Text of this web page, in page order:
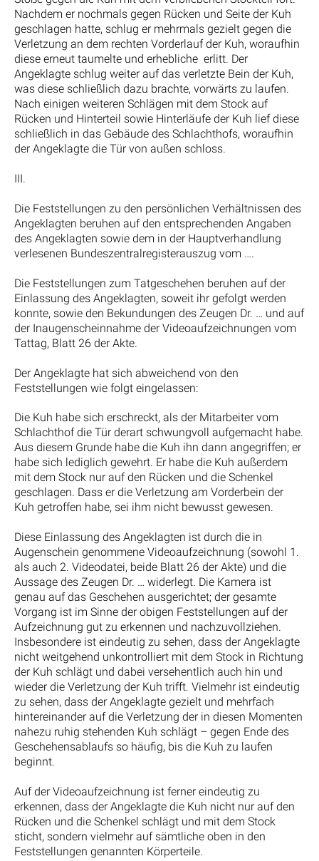
Nachdem er nochmals gegen Rücken und Seite der Kuh
geschlagen hatte, schlug er mehrmals gezielt gegen die
Verletzung an dem rechten Vorderlauf der Kuh, woraufhin
diese erneut taumelte und erhebliche erlitt. Der
Angeklagte schlug weiter auf das verletzte Bein der Kuh,
was diese schließlich dazu brachte, vorwärts zu laufen.
Nach einigen weiteren Schlägen mit dem Stock auf
Rücken und Hinterteil sowie Hinterläufe der Kuh lief diese
schließlich in das Gebäude des Schlachthofs, woraufhin
der Angeklagte die Tür von außen schloss.
III.
Die Feststellungen zu den persönlichen Verhältnissen des
Angeklagten beruhen auf den entsprechenden Angaben
des Angeklagten sowie dem in der Hauptverhandlung
verlesenen Bundeszentralregisterauszug vom ….
Die Feststellungen zum Tatgeschehen beruhen auf der
Einlassung des Angeklagten, soweit ihr gefolgt werden
konnte, sowie den Bekundungen des Zeugen Dr. … und auf
der Inaugenscheinnahme der Videoaufzeichnungen vom
Tattag, Blatt 26 der Akte.
Der Angeklagte hat sich abweichend von den
Feststellungen wie folgt eingelassen:
Die Kuh habe sich erschreckt, als der Mitarbeiter vom
Schlachthof die Tür derart schwungvoll aufgemacht habe.
Aus diesem Grunde habe die Kuh ihn dann angegriffen; er
habe sich lediglich gewehrt. Er habe die Kuh außerdem
mit dem Stock nur auf den Rücken und die Schenkel
geschlagen. Dass er die Verletzung am Vorderbein der
Kuh getroffen habe, sei ihm nicht bewusst gewesen.
Diese Einlassung des Angeklagten ist durch die in
Augenschein genommene Videoaufzeichnung (sowohl 1.
als auch 2. Videodatei, beide Blatt 26 der Akte) und die
Aussage des Zeugen Dr. … widerlegt. Die Kamera ist
genau auf das Geschehen ausgerichtet; der gesamte
Vorgang ist im Sinne der obigen Feststellungen auf der
Aufzeichnung gut zu erkennen und nachzuvollziehen.
Insbesondere ist eindeutig zu sehen, dass der Angeklagte
nicht weitgehend unkontrolliert mit dem Stock in Richtung
der Kuh schlägt und dabei versehentlich auch hin und
wieder die Verletzung der Kuh trifft. Vielmehr ist eindeutig
zu sehen, dass der Angeklagte gezielt und mehrfach
hintereinander auf die Verletzung der in diesen Momenten
nahezu ruhig stehenden Kuh schlägt – gegen Ende des
Geschehensablaufs so häufig, bis die Kuh zu laufen
beginnt.
Auf der Videoaufzeichnung ist ferner eindeutig zu
erkennen, dass der Angeklagte die Kuh nicht nur auf den
Rücken und die Schenkel schlägt und mit dem Stock
sticht, sondern vielmehr auf sämtliche oben in den
Feststellungen genannten Körperteile.